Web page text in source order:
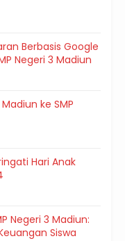
Berbasis Google
Negeri 3 Madiun
ke SMP
Hari Anak
Negeri 3 Madiun:
Siswa